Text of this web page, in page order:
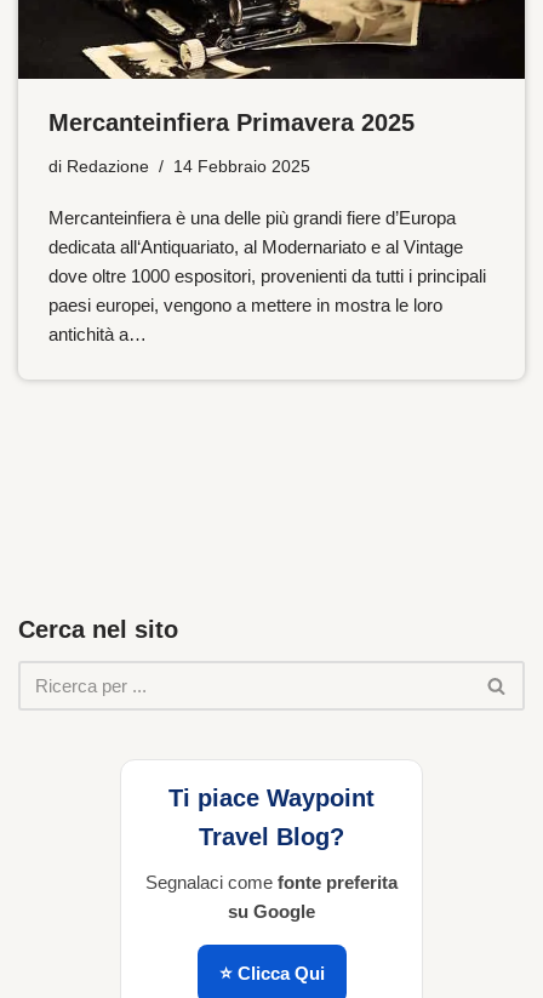
Mercanteinfiera Primavera 2025
di Redazione 14 Febbraio 2025
Mercanteinfiera è una delle più grandi fiere d’Europa
dedicata all‘Antiquariato, al Modernariato e al Vintage
dove oltre 1000 espositori, provenienti da tutti i principali
paesi europei, vengono a mettere in mostra le loro
antichità a…
Cerca nel sito
Ti piace Waypoint
Travel Blog?
Segnalaci come fonte preferita
su Google
⭐ Clicca Qui